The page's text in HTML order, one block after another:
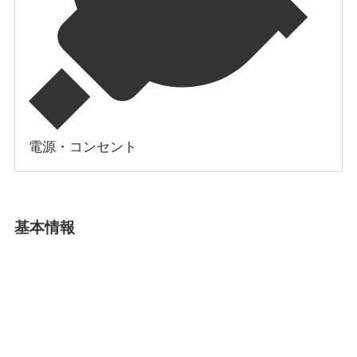
電源・コンセント
基本情報